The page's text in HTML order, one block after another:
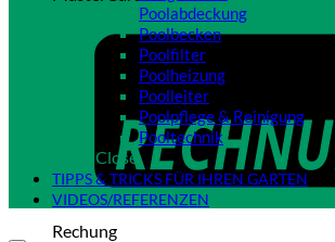
Rechung
Poolabdeckung
Poolbecken
Poolfilter
Poolheizung
Poolleiter
Poolpflege & Reinigung
Pooltechnik
Close
TIPPS & TRICKS FÜR IHREN GARTEN
VIDEOS/REFERENZEN